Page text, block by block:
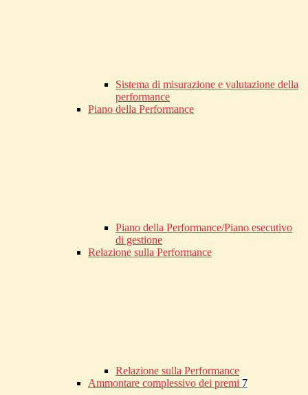
Sistema di misurazione e valutazione della
performance
Piano della Performance
Piano della Performance/Piano esecutivo
di gestione
Relazione sulla Performance
Relazione sulla Performance
Ammontare complessivo dei premi 7